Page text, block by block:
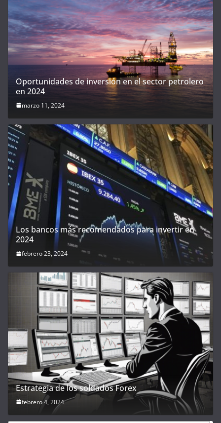
Oportunidades de inversión en el sector petrolero
en 2024
marzo 11, 2024
Los bancos más recomendados para invertir en
2024
febrero 23, 2024
Estrategia de los soldados Forex
febrero 4, 2024